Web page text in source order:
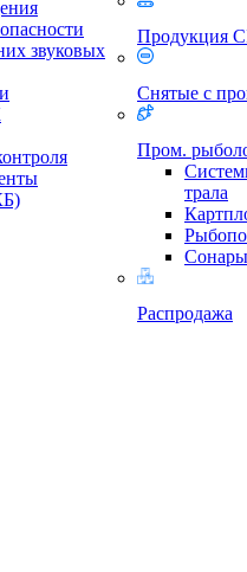
звуковых
Продукция
Снятые с
Пром.
трала
Сонары
Распродажа